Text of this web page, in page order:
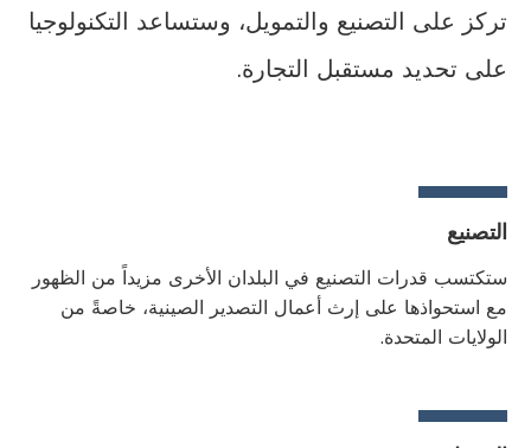
تركز على التصنيع والتمويل، وستساعد التكنولوجيا
على تحديد مستقبل التجارة.
التصنيع
ستكتسب قدرات التصنيع في البلدان الأخرى مزيداً من الظهور
مع استحواذها على إرث أعمال التصدير الصينية، خاصةً من
الولايات المتحدة.